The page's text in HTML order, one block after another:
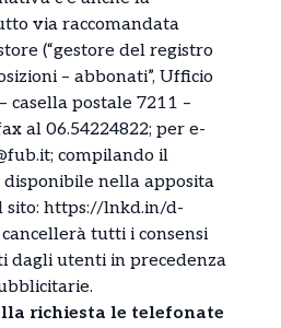
via raccomandata
(“gestore del registro
– abbonati”, Ufficio
casella postale 7211 –
al 06.54224822; per e-
compilando il
nella apposita
sito: https://lnkd.in/d-
cancellerà tutti i consensi
dagli utenti in precedenza
richiesta le telefonate